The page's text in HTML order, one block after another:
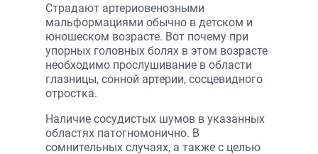
Страдают артериовенозными
мальформациями обычно в детском и
юношеском возрасте. Вот почему при
упорных головных болях в этом возрасте
необходимо прослушивание в области
глазницы, сонной артерии, сосцевидного
отростка.
Наличие сосудистых шумов в указанных
областях патогномонично. В
сомнительных случаях, а также с целью